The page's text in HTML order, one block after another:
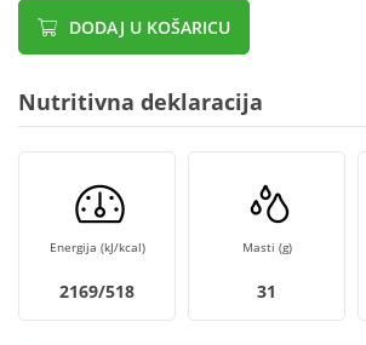
DODAJ U KOŠARICU
Nutritivna deklaracija
Energija (kJ/kcal)
2169/518
Masti (g)
31